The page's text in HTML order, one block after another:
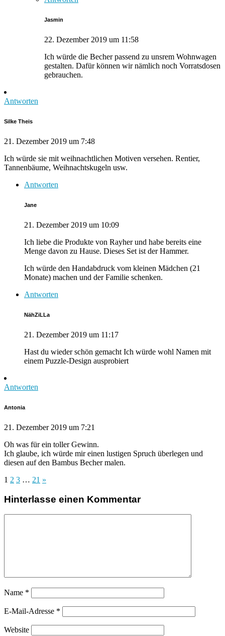
Jasmin
22. Dezember 2019 um 11:58
Ich würde die Becher passend zu unsrem Wohnwagen
gestalten. Dafür können wir nämlich noch Vorratsdosen
gebrauchen.
Antworten
Silke Theis
21. Dezember 2019 um 7:48
Ich würde sie mit weihnachtlichen Motiven versehen. Rentier,
Tannenbäume, Weihnachtskugeln usw.
Antworten
Jane
21. Dezember 2019 um 10:09
Ich liebe die Produkte von Rayher und habe bereits eine
Menge davon zu Hause. Dieses Set ist der Hammer.
Ich würde den Handabdruck vom kleinen Mädchen (21
Monate) machen und der Familie schenken.
Antworten
NähZiLLa
21. Dezember 2019 um 11:17
Hast du wieder schön gemacht Ich würde wohl Namen mit
einem Puzzle-Design ausprobiert
Antworten
Antonia
21. Dezember 2019 um 7:21
Oh was für ein toller Gewinn.
Ich glaube, ich würde mir einen lustigen Spruch überlegen und
diesen auf den Bambus Becher malen.
1 2 3 … 21 »
Hinterlasse einen Kommentar
Name *
E-Mail-Adresse *
Website